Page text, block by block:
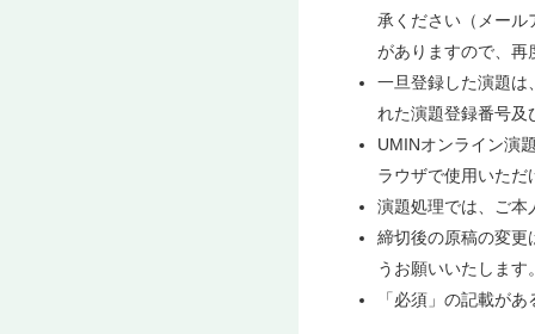
承ください（メール
がありますので、再
一旦登録した演題は
れた演題登録番号及
UMINオンライン演
ラウザで使用いただ
演題処理では、ご本
締切後の原稿の変更
うお願いいたします
「必須」の記載が